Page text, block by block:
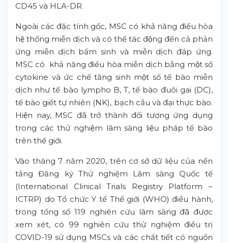
CD45 và HLA-DR.
Ngoài các đặc tính gốc, MSC có khả năng điều hòa
hệ thống miễn dịch và có thể tác động đến cả phản
ứng miễn dịch bẩm sinh và miễn dịch đáp ứng.
MSC có khả năng điều hòa miễn dịch bằng một số
cytokine và ức chế tăng sinh một số tế bào miễn
dịch như tế bào lympho B, T, tế bào đuôi gai (DC),
tế bào giết tự nhiên (NK), bạch cầu và đại thực bào.
Hiện nay, MSC đã trở thành đối tượng ứng dụng
trong các thử nghiệm lâm sàng liệu pháp tế bào
trên thế giới.
Vào tháng 7 năm 2020, trên cơ sở dữ liệu của nền
tảng Đăng ký Thử nghiệm Lâm sàng Quốc tế
(International Clinical Trials Registry Platform –
ICTRP) do Tổ chức Y tế Thế giới (WHO) điều hành,
trong tổng số 119 nghiên cứu lâm sàng đã được
xem xét, có 99 nghiên cứu thử nghiệm điều trị
COVID-19 sử dụng MSCs và các chất tiết có nguồn